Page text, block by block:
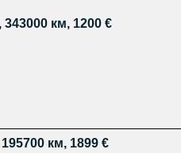
343000 км, 1200 €
км, 1899 €